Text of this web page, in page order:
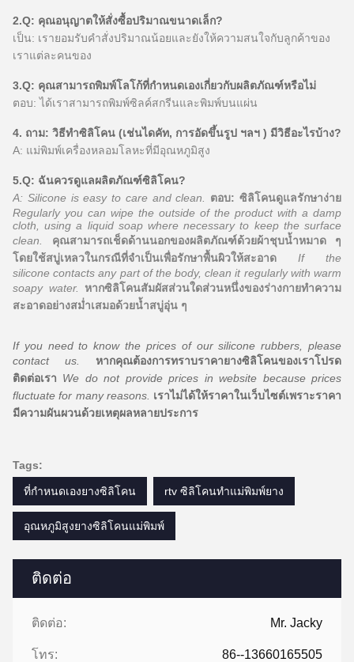
ติดต่อ
ติดต่อ: Mr. Jacky
โทร: 86--13660165505
2.Q: คุณอนุญาตให้สั่งซื้อปริมาณขนาดเล็ก?
เป็น: เรายอมรับคำสั่งปริมาณน้อยและยังให้ความสนใจกับลูกค้าของ
เราแต่ละคนของ
3.Q: คุณสามารถพิมพ์โลโก้ที่กำหนดเองเกี่ยวกับผลิตภัณฑ์หรือไม่
ตอบ: ได้เราสามารถพิมพ์ซิลค์สกรีนและพิมพ์บนแผ่น
4. ถาม: วิธีทำซิลิโคน (เช่นไดคัท, การอัดขึ้นรูป ฯลฯ ) มีวิธีอะไรบ้าง?
A: แม่พิมพ์เครื่องหลอมโลหะที่มีอุณหภูมิสูง
5.Q: ฉันควรดูแลผลิตภัณฑ์ซิลิโคน?
A: Silicone is easy to care and clean.
ตอบ: ซิลิโคนดูแลรักษาง่าย
Regularly you can wipe the outside of the product with a damp
cloth, using a liquid soap where necessary to keep the surface
clean.
คุณสามารถเช็ดด้านนอกของผลิตภัณฑ์ด้วยผ้าชุบน้ำหมาด ๆ
โดยใช้สบู่เหลวในกรณีที่จำเป็นเพื่อรักษาพื้นผิวให้สะอาด
If the
silicone contacts any part of the body, clean it regularly with warm
soapy water.
หากซิลิโคนสัมผัสส่วนใดส่วนหนึ่งของร่างกายทำความ
สะอาดอย่างสม่ำเสมอด้วยน้ำสบู่อุ่น ๆ
If you need to know the prices of our silicone rubbers, please
contact us.
หากคุณต้องการทราบราคายางซิลิโคนของเราโปรด
ติดต่อเรา We do not provide prices in website because prices
fluctuate for many reasons. เราไม่ได้ให้ราคาในเว็บไซต์เพราะราคา
มีความผันผวนด้วยเหตุผลหลายประการ
Tags:
ที่กำหนดเองยางซิลิโคน rtv ซิลิโคนทำแม่พิมพ์ยาง
อุณหภูมิสูงยางซิลิโคนแม่พิมพ์